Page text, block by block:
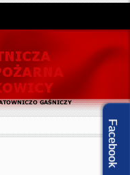
Facebook